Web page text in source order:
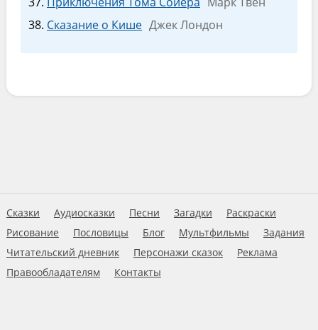
Сказание о Кише Джек Лондон
Сказки Аудиосказки Песни Загадки
Раскраски
Рисование
Пословицы Блог Мультфильмы
Задания
Читательский дневник
Персонажи сказок
Реклама
Правообладателям
Контакты